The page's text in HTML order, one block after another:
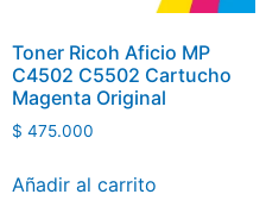
Toner Ricoh Aficio MP
C4502 C5502 Cartucho
Magenta Original
$ 475.000
Añadir al carrito